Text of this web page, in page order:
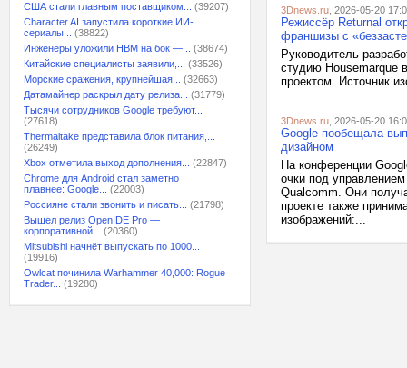
США стали главным поставщиком...
(39207)
Character.AI запустила короткие ИИ-
сериалы...
(38822)
Инженеры уложили HBM на бок —...
(38674)
Китайские специалисты заявили,...
(33526)
Морские сражения, крупнейшая...
(32663)
Датамайнер раскрыл дату релиза...
(31779)
Тысячи сотрудников Google требуют...
(27618)
Thermaltake представила блок питания,...
(26249)
Xbox отметила выход дополнения...
(22847)
Chrome для Android стал заметно
плавнее: Google...
(22003)
Россияне стали звонить и писать...
(21798)
Вышел релиз OpenIDE Pro —
корпоративной...
(20360)
Mitsubishi начнёт выпускать по 1000...
(19916)
Owlcat починила Warhammer 40,000: Rogue
Trader...
(19280)
3Dnews.ru , 2026-05-20
Режиссёр Returnal
франшизы с
Руководитель
студию Housemarque
проектом. Источник
3Dnews.ru , 2026-05-20
Google пообещала
дизайном
На конференции
очки под
Qualcomm. Они
проекте также
изображений:...